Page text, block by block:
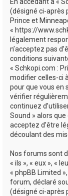
(désigné ci-après
Prince et
« https://
légalement
n’acceptez pas
conditions
« Schkopi.com :
modifier celles-ci
pour que vous en
vérifier
continuez
Sound » alors
acceptez d’être
découlant des
Nos forums sont
« ils », « eux », «
« phpBB Limited
forum, déclaré
(désigné ci-après